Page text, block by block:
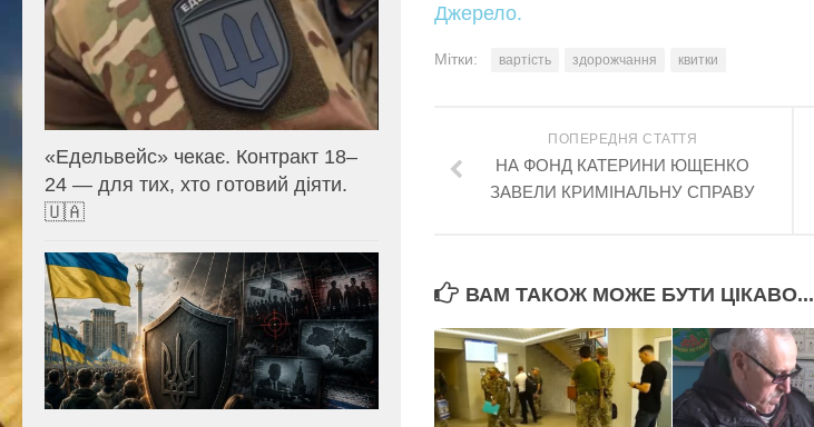
Джерело.
Мітки: вартість здорожчання квитки
ПОПЕРЕДНЯ СТАТТЯ
НА ФОНД КАТЕРИНИ ЮЩЕНКО
ЗАВЕЛИ КРИМІНАЛЬНУ СПРАВУ
ВАМ ТАКОЖ МОЖЕ БУТИ ЦІКАВО...
«Едельвейс» чекає. Контракт 18–
24 — для тих, хто готовий діяти.
🇺🇦